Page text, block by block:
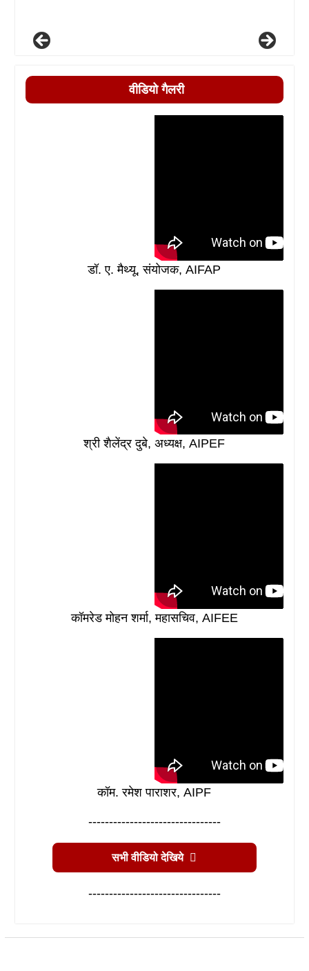
वीडियो गैलरी
डॉ. ए. मैथ्यू, संयोजक, AIFAP
श्री शैलेंद्र दुबे, अध्यक्ष, AIPEF
कॉमरेड मोहन शर्मा, महासचिव, AIFEE
कॉम. रमेश पाराशर, AIPF
--------------------------------
सभी वीडियो देखिये
--------------------------------